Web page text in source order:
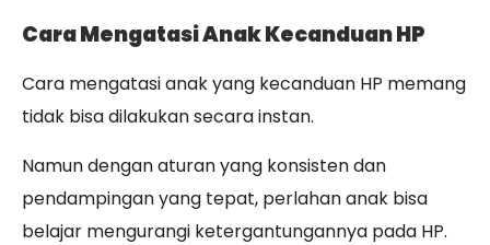
Cara Mengatasi Anak Kecanduan HP
Cara mengatasi anak yang kecanduan HP memang
tidak bisa dilakukan secara instan.
Namun dengan aturan yang konsisten dan
pendampingan yang tepat, perlahan anak bisa
belajar mengurangi ketergantungannya pada HP.